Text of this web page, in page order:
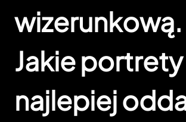
wizerunkową.
Jakie portrety
najlepiej